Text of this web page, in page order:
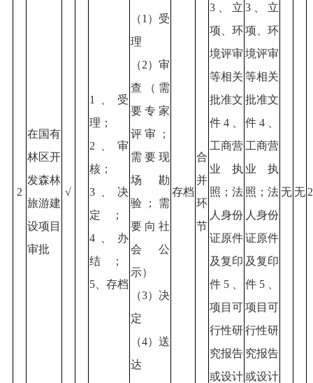
2
在国有
林区开
发森林
旅游建
设项目
审批
√
1、受
理；
2、审
核；
3、决
定；
4、办
结；
5、存档
（1）受
理
（2）审
查（需
要专家
评审；
需要现
场勘
验；需
要向社
会公
示）
（3）决
定
（4）送
达
存档
合
并
环
节
3、立
项、环
境评审
等相关
批准文
件4、
工商营
业执
照；法
人身份
证原件
及复印
件5、
项目可
行性研
究报告
或设计
3、立
项、环
境评审
等相关
批准文
件4、
工商营
业执
照；法
人身份
证原件
及复印
件5、
项目可
行性研
究报告
或设计
无无